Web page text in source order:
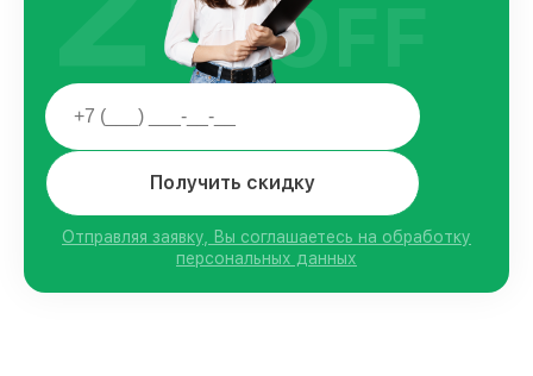
Получить скидку
Отправляя заявку, Вы соглашаетесь на обработку
персональных данных
OFF